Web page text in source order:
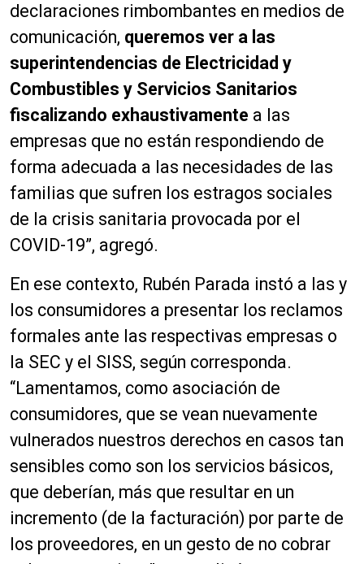
declaraciones rimbombantes en medios de
comunicación, queremos ver a las
superintendencias de Electricidad y
Combustibles y Servicios Sanitarios
fiscalizando exhaustivamente a las
empresas que no están respondiendo de
forma adecuada a las necesidades de las
familias que sufren los estragos sociales
de la crisis sanitaria provocada por el
COVID-19”, agregó.
En ese contexto, Rubén Parada instó a las y
los consumidores a presentar los reclamos
formales ante las respectivas empresas o
la SEC y el SISS, según corresponda.
“Lamentamos, como asociación de
consumidores, que se vean nuevamente
vulnerados nuestros derechos en casos tan
sensibles como son los servicios básicos,
que deberían, más que resultar en un
incremento (de la facturación) por parte de
los proveedores, en un gesto de no cobrar